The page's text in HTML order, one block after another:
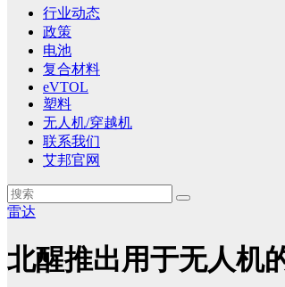
行业动态
政策
电池
复合材料
eVTOL
塑料
无人机/穿越机
联系我们
艾邦官网
雷达
北醒推出用于无人机